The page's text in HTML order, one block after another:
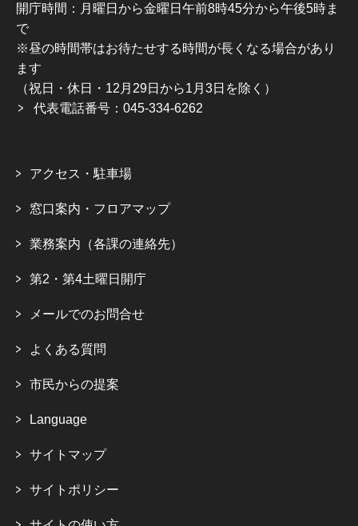
開庁時間：月曜日から金曜日午前8時45分から午後5時ま
で
※昼の時間帯はお待たせする時間が長くなる場合があり
ます
（祝日・休日・12月29日から1月3日を除く）
代表電話番号：045-334-6262
アクセス・駐車場
窓口案内・フロアマップ
業務案内（各課の連絡先）
第2・第4土曜日開庁
メールでのお問合せ
よくある質問
市民からの提案
Language
サイトマップ
サイトポリシー